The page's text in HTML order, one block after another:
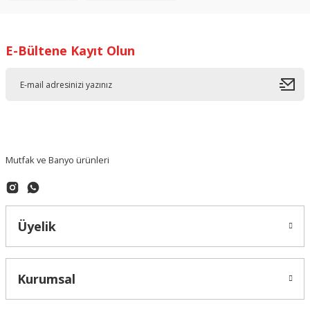
Ürün bilgilerinde hatalar bulunuyor.
Ürün fiyatı diğer sitelerden daha pahalı.
E-Bültene Kayıt Olun
Mutfak ve Banyo ürünleri
Üyelik
Kurumsal